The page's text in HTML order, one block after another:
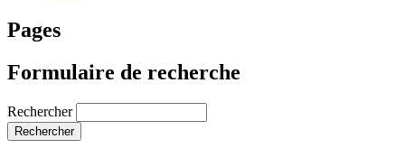
Pages
Formulaire de recherche
Rechercher